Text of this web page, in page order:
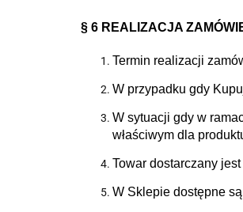
§ 6 REALIZACJA
Termin realizacji
W przypadku gdy
W sytuacji gdy w
właściwym dla
Towar dostarczany
W Sklepie dostępne